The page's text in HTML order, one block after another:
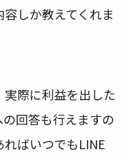
しか教えてくれま
際に利益を出した
回答も行えますの
ばいつでもLINE